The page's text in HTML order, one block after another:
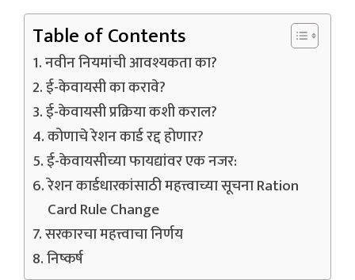
Table of Contents
नवीन नियमांची आवश्यकता का?
ई-केवायसी का करावे?
ई-केवायसी प्रक्रिया कशी कराल?
कोणाचे रेशन कार्ड रद्द होणार?
ई-केवायसीच्या फायद्यांवर एक नजर:
रेशन कार्डधारकांसाठी महत्त्वाच्या सूचना Ration
Card Rule Change
सरकारचा महत्त्वाचा निर्णय
निष्कर्ष